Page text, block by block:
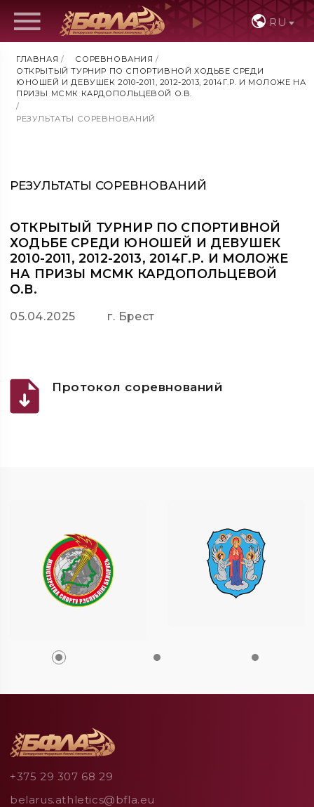
RU
ГЛАВНАЯ / СОРЕВНОВАНИЯ /
ОТКРЫТЫЙ ТУРНИР ПО СПОРТИВНОЙ ХОДЬБЕ СРЕДИ
ЮНОШЕЙ И ДЕВУШЕК 2010-2011, 2012-2013, 2014Г.Р. И МОЛОЖЕ НА
ПРИЗЫ МСМК КАРДОПОЛЬЦЕВОЙ О.В.
/
РЕЗУЛЬТАТЫ СОРЕВНОВАНИЙ
РЕЗУЛЬТАТЫ СОРЕВНОВАНИЙ
ОТКРЫТЫЙ ТУРНИР ПО СПОРТИВНОЙ
ХОДЬБЕ СРЕДИ ЮНОШЕЙ И ДЕВУШЕК
2010-2011, 2012-2013, 2014Г.Р. И МОЛОЖЕ
НА ПРИЗЫ МСМК КАРДОПОЛЬЦЕВОЙ
О.В.
05.04.2025 г. Брест
Протокол соревнований
+375 29 307 68 29
belarus.athletics@bfla.eu